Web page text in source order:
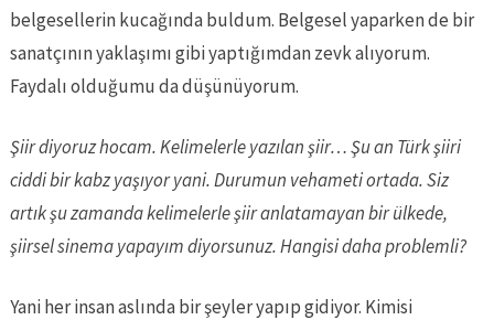
belgesellerin kucağında buldum. Belgesel yaparken de bir
sanatçının yaklaşımı gibi yaptığımdan zevk alıyorum.
Faydalı olduğumu da düşünüyorum.
Şiir diyoruz hocam. Kelimelerle yazılan şiir… Şu an Türk şiiri
ciddi bir kabz yaşıyor yani. Durumun vehameti ortada. Siz
artık şu zamanda kelimelerle şiir anlatamayan bir ülkede,
şiirsel sinema yapayım diyorsunuz. Hangisi daha problemli?
Yani her insan aslında bir şeyler yapıp gidiyor. Kimisi